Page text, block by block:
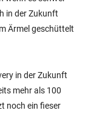
in der Zukunft
Ärmel geschüttelt
in der Zukunft
mehr als 100
noch ein fieser